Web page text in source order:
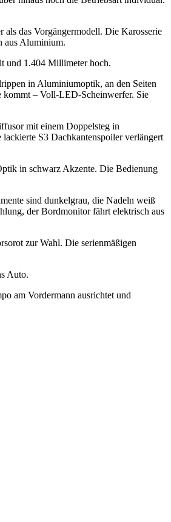
das Vorgängermodell. Die Karosserie
aus Aluminium.
und 1.404 Millimeter hoch.
in Aluminiumoptik, an den Seiten
kommt – Voll-LED-Scheinwerfer. Sie
mit einem Doppelsteg in
S3 Dachkantenspoiler verlängert
in schwarz Akzente. Die Bedienung
sind dunkelgrau, die Nadeln weiß
der Bordmonitor fährt elektrisch aus
zur Wahl. Die serienmäßigen
Auto.
am Vordermann ausrichtet und